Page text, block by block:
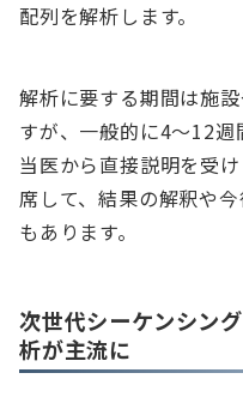
配列を解析します。
解析に要する期間は施
すが、一般的に4～12週
当医から直接説明を受
席して、結果の解釈や
もあります。
次世代シーケンシン
析が主流に